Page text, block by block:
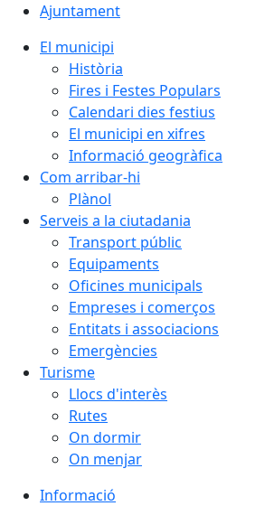
Ajuntament
El municipi
Història
Fires i Festes Populars
Calendari dies festius
El municipi en xifres
Informació geogràfica
Com arribar-hi
Plànol
Serveis a la ciutadania
Transport públic
Equipaments
Oficines municipals
Empreses i comerços
Entitats i associacions
Emergències
Turisme
Llocs d'interès
Rutes
On dormir
On menjar
Informació